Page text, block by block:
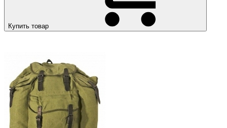
Купить товар